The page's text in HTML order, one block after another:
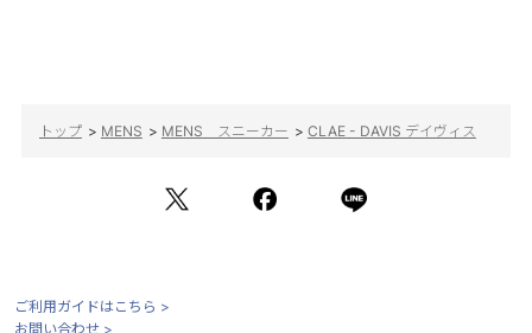
トップ > MENS > MENS スニーカー > CLAE - DAVIS デイヴィス
ご利用ガイドはこちら >
お問い合わせ >